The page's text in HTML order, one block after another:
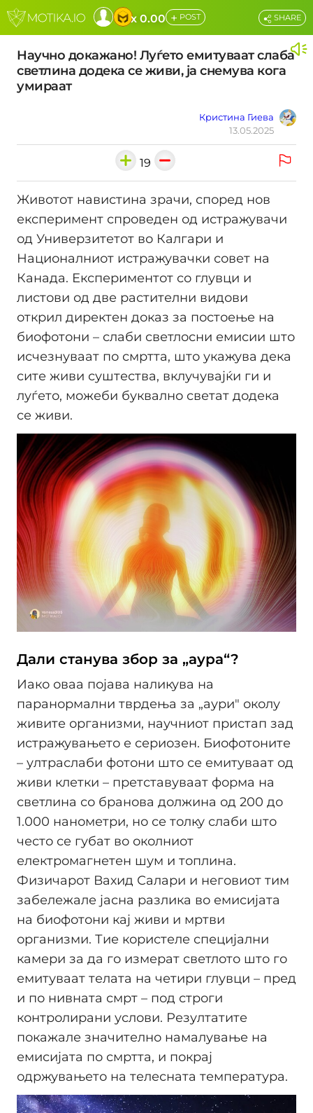
x 0.00 + POST
Научно докажано! Луѓето емитуваат слаба
светлина додека се живи, ја снемува кога
умираат
Кристина Гиева
13.05.2025
SHARE
19
Животот навистина зрачи, според нов
експеримент спроведен од истражувачи
од Универзитетот во Калгари и
Националниот истражувачки совет на
Канада. Експериментот со глувци и
листови од две растителни видови
открил директен доказ за постоење на
биофотони – слаби светлосни емисии што
исчезнуваат по смртта, што укажува дека
сите живи суштества, вклучувајќи ги и
луѓето, можеби буквално светат додека
се живи.
Дали станува збор за „аура“?
Иако оваа појава наликува на
паранормални тврдења за „аури" околу
живите организми, научниот пристап зад
истражувањето е сериозен. Биофотоните
– ултраслаби фотони што се емитуваат од
живи клетки – претставуваат форма на
светлина со бранова должина од 200 до
1.000 нанометри, но се толку слаби што
често се губат во околниот
електромагнетен шум и топлина.
Физичарот Вахид Салари и неговиот тим
забележале јасна разлика во емисијата
на биофотони кај живи и мртви
организми. Тие користеле специјални
камери за да го измерaт светлото што го
емитуваат телата на четири глувци – пред
и по нивната смрт – под строги
контролирани услови. Резултатите
покажале значително намалување на
емисијата по смртта, и покрај
одржувањето на телесната температура.